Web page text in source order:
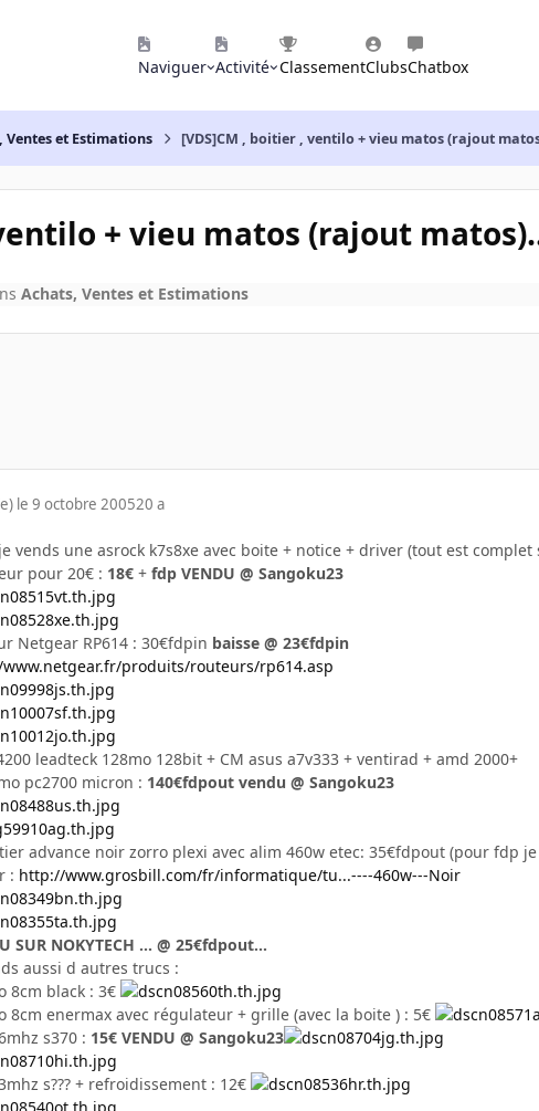
Naviguer Activité ClassementClubsChatbox
Ventes et Estimations [VDS]CM , boitier , ventilo + vieu matos (rajout
+ vieu matos (rajout
Achats, Ventes et Estimations
le 9 octobre 200520 a
vends une asrock k7s8xe avec boite + notice + driver (tout est
pour 20€ : 18€ + fdp VENDU @ Sangoku23
Netgear RP614 : 30€fdpin baisse @ 23€fdpin
produits/routeurs/rp614.asp
leadteck 128mo 128bit + CM asus a7v333 + ventirad + amd 2000+
pc2700 micron : 140€fdpout vendu @ Sangoku23
advance noir zorro plexi avec alim 460w etec: 35€fdpout (pour fdp
: http://www.grosbill.com/fr/informatique/tu...----460w---Noir
SUR NOKYTECH ... @ 25€fdpout...
aussi d autres trucs :
8cm black : 3€
8cm enermax avec régulateur + grille (avec la boite ) : 5€
s370 : 15€ VENDU @ Sangoku23
s??? + refroidissement : 12€